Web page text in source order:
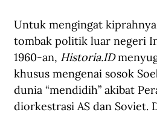
Untuk mengingat
tombak politik luar negeri
1960-an, Historia.ID
khusus mengenai sosok
dunia “mendidih” akibat
diorkestrasi AS dan Soviet.